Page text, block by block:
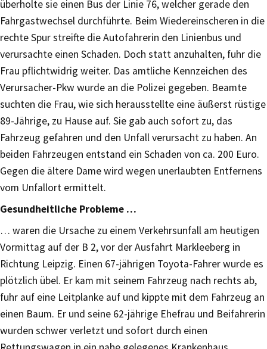
überholte sie einen Bus der Linie 76, welcher gerade den
Fahrgastwechsel durchführte. Beim Wiedereinscheren in die
rechte Spur streifte die Autofahrerin den Linienbus und
verursachte einen Schaden. Doch statt anzuhalten, fuhr die
Frau pflichtwidrig weiter. Das amtliche Kennzeichen des
Verursacher-Pkw wurde an die Polizei gegeben. Beamte
suchten die Frau, wie sich herausstellte eine äußerst rüstige
89-Jährige, zu Hause auf. Sie gab auch sofort zu, das
Fahrzeug gefahren und den Unfall verursacht zu haben. An
beiden Fahrzeugen entstand ein Schaden von ca. 200 Euro.
Gegen die ältere Dame wird wegen unerlaubten Entfernens
vom Unfallort ermittelt.
Gesundheitliche Probleme …
… waren die Ursache zu einem Verkehrsunfall am heutigen
Vormittag auf der B 2, vor der Ausfahrt Markleeberg in
Richtung Leipzig. Einen 67-jährigen Toyota-Fahrer wurde es
plötzlich übel. Er kam mit seinem Fahrzeug nach rechts ab,
fuhr auf eine Leitplanke auf und kippte mit dem Fahrzeug an
einen Baum. Er und seine 62-jährige Ehefrau und Beifahrerin
wurden schwer verletzt und sofort durch einen